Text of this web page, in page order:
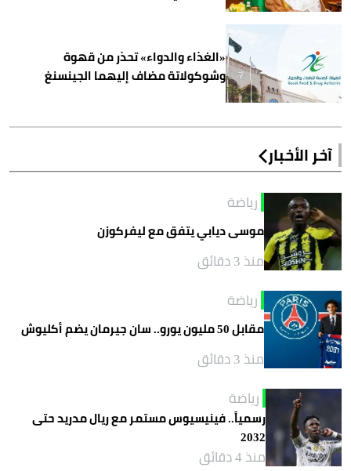
«الغذاء والدواء» تحذر من قهوة
وشوكولاتة مضاف إليهما الجينسنغ
آخر الأخبار
رياضة
موسى ديابي يتفق مع ليفركوزن
منذ 3 دقائق
رياضة
مقابل 50 مليون يورو.. سان جيرمان يضم أكليوش
منذ 3 دقائق
رياضة
رسمياً.. فينيسيوس مستمر مع ريال مدريد حتى
2032
منذ 4 دقائق